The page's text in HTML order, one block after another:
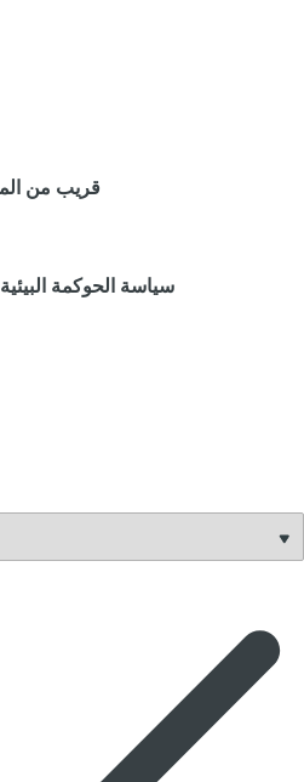
قريب من
سياسة الحوكمة